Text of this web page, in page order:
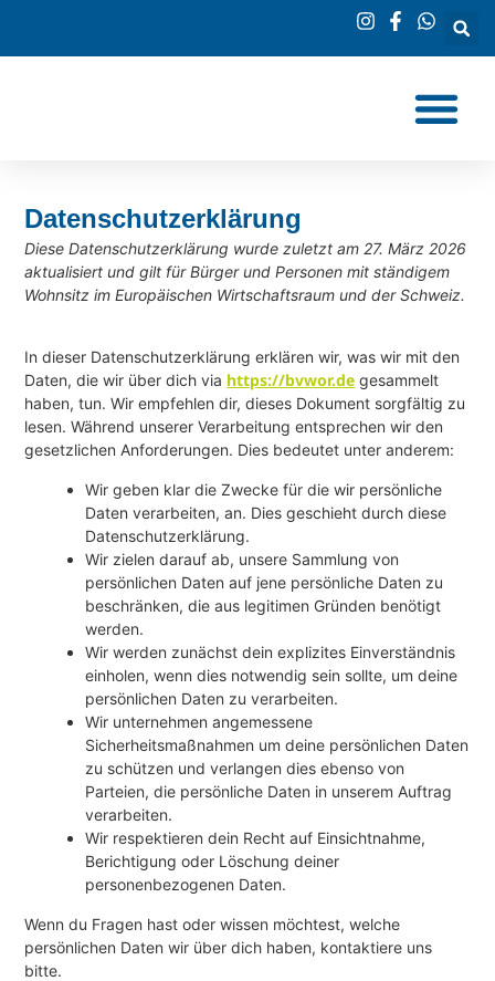
Datenschutzerklärung
Diese Datenschutzerklärung wurde zuletzt am 27. März 2026
aktualisiert und gilt für Bürger und Personen mit ständigem
Wohnsitz im Europäischen Wirtschaftsraum und der Schweiz.
In dieser Datenschutzerklärung erklären wir, was wir mit den
Daten, die wir über dich via https://bvwor.de gesammelt
haben, tun. Wir empfehlen dir, dieses Dokument sorgfältig zu
lesen. Während unserer Verarbeitung entsprechen wir den
gesetzlichen Anforderungen. Dies bedeutet unter anderem:
Wir geben klar die Zwecke für die wir persönliche
Daten verarbeiten, an. Dies geschieht durch diese
Datenschutzerklärung.
Wir zielen darauf ab, unsere Sammlung von
persönlichen Daten auf jene persönliche Daten zu
beschränken, die aus legitimen Gründen benötigt
werden.
Wir werden zunächst dein explizites Einverständnis
einholen, wenn dies notwendig sein sollte, um deine
persönlichen Daten zu verarbeiten.
Wir unternehmen angemessene
Sicherheitsmaßnahmen um deine persönlichen Daten
zu schützen und verlangen dies ebenso von
Parteien, die persönliche Daten in unserem Auftrag
verarbeiten.
Wir respektieren dein Recht auf Einsichtnahme,
Berichtigung oder Löschung deiner
personenbezogenen Daten.
Wenn du Fragen hast oder wissen möchtest, welche
persönlichen Daten wir über dich haben, kontaktiere uns
bitte.